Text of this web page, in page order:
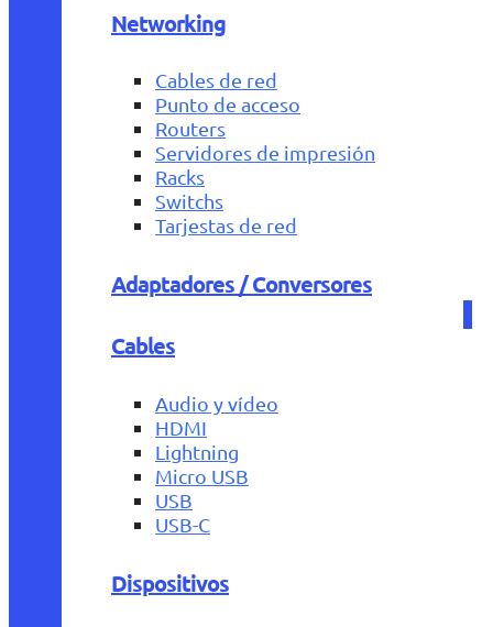
Networking
Cables de red
Punto de acceso
Routers
Servidores de impresión
Racks
Switchs
Tarjestas de red
Adaptadores / Conversores
Cables
Audio y vídeo
HDMI
Lightning
Micro USB
USB
USB-C
Dispositivos